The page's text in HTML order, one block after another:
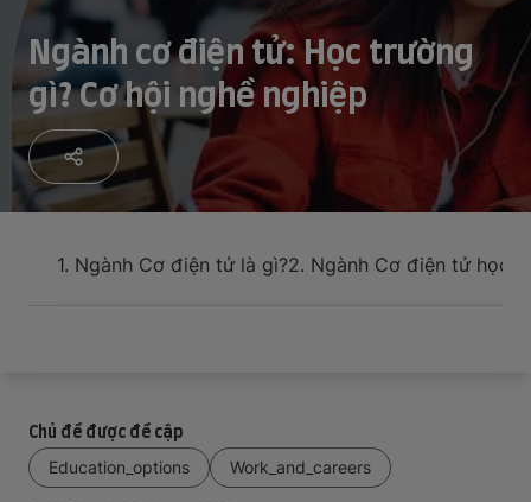
Làm thế nào để nộp hồ sơ?
Sau khi nhận thư mời nhập học
Chuẩn bị lên đường
Ngành cơ điện tử: Học trường
gì? Cơ hội nghề nghiệp
1. Ngành Cơ điện tử là gì?2. Ngành Cơ điện tử học
Chủ đề được đề cập
Education_options Work_and_careers